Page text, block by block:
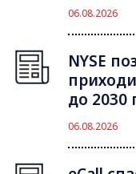
06.08.2026
NYSE
до 2030
06.08.2026